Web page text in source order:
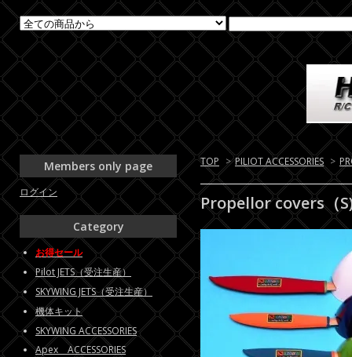
TOP > PILIOT ACCESSORIES >
Propellor covers（
Members only page
ログイン
Category
お得セール
Pilot JETS（受注生産）
SKYWING JETS（受注生産）
機体キット
SKYWING ACCESSORIES
Apex ACCESSORIES